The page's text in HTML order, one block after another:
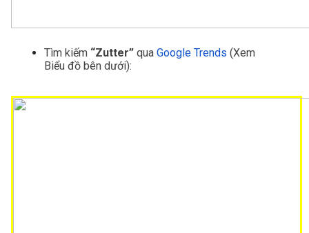
Tìm kiếm “Zutter” qua Google Trends (Xem
Biểu đồ bên dưới):